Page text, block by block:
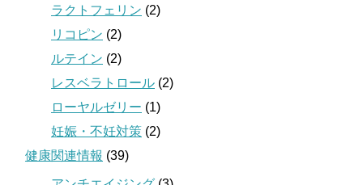
ラクトフェリン (2)
リコピン (2)
ルテイン (2)
レスベラトロール (2)
ローヤルゼリー (1)
妊娠・不妊対策 (2)
健康関連情報 (39)